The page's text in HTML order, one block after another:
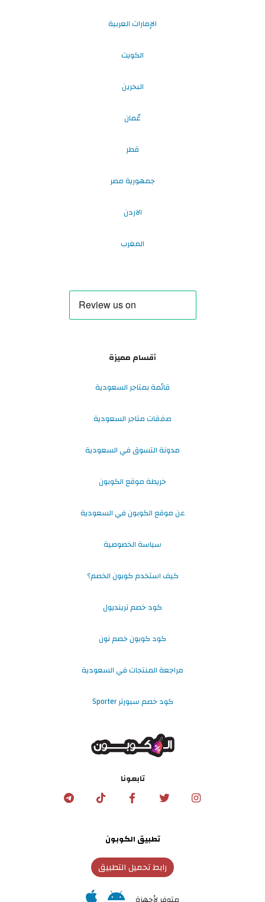
الإمارات العربية
الكويت
البحرين
عُمان
قطر
جمهورية مصر
الاردن
المغرب
أقسام مميزة
قائمة بمتاجر السعودية
صفقات متاجر السعودية
مدونة التسوق في السعودية
خريطة موقع الكوبون
عن موقع الكوبون في السعودية
سياسة الخصوصية
كيف استخدم كوبون الخصم؟
كود خصم ترينديول
كود كوبون خصم نون
مراجعة المنتجات في السعودية
كود خصم سبورتر Sporter
تابعونا
تطبيق الكوبون
رابط تحميل التطبيق